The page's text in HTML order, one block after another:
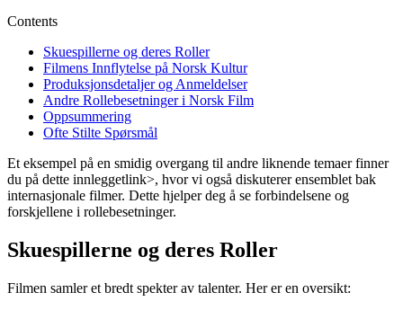
Contents
Skuespillerne og deres Roller
Filmens Innflytelse på Norsk Kultur
Produksjonsdetaljer og Anmeldelser
Andre Rollebesetninger i Norsk Film
Oppsummering
Ofte Stilte Spørsmål
Et eksempel på en smidig overgang til andre liknende temaer finner
du på dette innleggetlink>, hvor vi også diskuterer ensemblet bak
internasjonale filmer. Dette hjelper deg å se forbindelsene og
forskjellene i rollebesetninger.
Skuespillerne og deres Roller
Filmen samler et bredt spekter av talenter. Her er en oversikt: